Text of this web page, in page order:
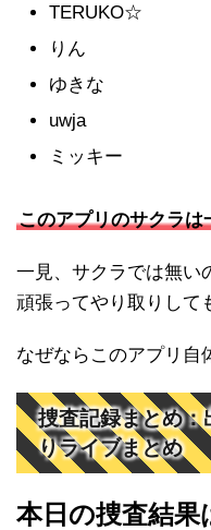
TERUKO☆
りん
ゆきな
uwja
ミッキー
このアプリのサクラ
一見、サクラでは無い
頑張ってやり取りして
なぜならこのアプリ自
捜査記録まとめ：
りライブまとめ
本日の捜査結